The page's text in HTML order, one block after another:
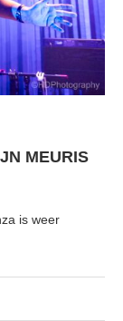
MEURIS
is weer